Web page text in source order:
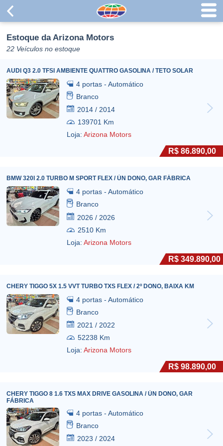
Estoque da Arizona Motors
22 Veículos no estoque
AUDI Q3 2.0 TFSI AMBIENTE QUATTRO GASOLINA / TETO SOLAR
4 portas - Automático
Branco
2014 / 2014
139701 Km
Loja:Arizona Motors
R$ 86.890,00
BMW 320I 2.0 TURBO M SPORT FLEX / ÚN DONO, GAR FÁBRICA
4 portas - Automático
Branco
2026 / 2026
2510 Km
Loja:Arizona Motors
R$ 349.890,00
CHERY TIGGO 5X 1.5 VVT TURBO TXS FLEX / 2º DONO, BAIXA KM
4 portas - Automático
Branco
2021 / 2022
52238 Km
Loja:Arizona Motors
R$ 98.890,00
CHERY TIGGO 8 1.6 TXS MAX DRIVE GASOLINA / ÚN DONO, GAR
FÁBRICA
4 portas - Automático
Branco
2023 / 2024